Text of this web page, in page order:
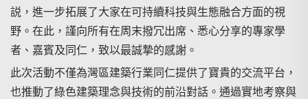
説，進一步拓展了大家在可持續科技與生態融合方面的視
野。在此，謹向所有在周末撥冗出席、悉心分享的專家學
者、嘉賓及同仁，致以最誠摯的感謝。
此次活動不僅為灣區建築行業同仁提供了寶貴的交流平台，
也推動了綠色建築理念與技術的前沿對話。通過實地考察與